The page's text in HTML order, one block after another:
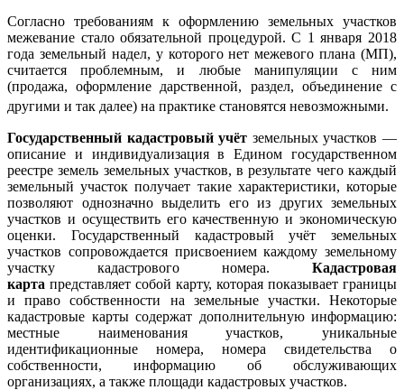
Согласно требованиям к оформлению земельных участков
межевание стало обязательной процедурой. С 1 января 2018
года земельный надел, у которого нет межевого плана (МП),
считается проблемным, и любые манипуляции с ним
(продажа, оформление дарственной, раздел, объединение с
другими и так далее) на практике становятся невозможными.
Государственный кадастровый учёт земельных участков —
описание и индивидуализация в Едином государственном
реестре земель земельных участков, в результате чего каждый
земельный участок получает такие характеристики, которые
позволяют однозначно выделить его из других земельных
участков и осуществить его качественную и экономическую
оценки. Государственный кадастровый учёт земельных
участков сопровождается присвоением каждому земельному
участку кадастрового номера. Кадастровая
карта представляет собой карту, которая показывает границы
и право собственности на земельные участки. Некоторые
кадастровые карты содержат дополнительную информацию:
местные наименования участков, уникальные
идентификационные номера, номера свидетельства о
собственности, информацию об обслуживающих
организациях, а также площади кадастровых участков.